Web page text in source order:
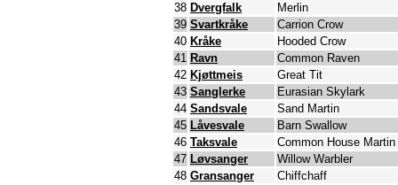
38 Dvergfalk
Merlin
39 Svartkråke
Carrion Crow
40 Kråke
Hooded Crow
41 Ravn
Common Raven
42 Kjøttmeis
Great Tit
43 Sanglerke
Eurasian Skylark
44 Sandsvale
Sand Martin
45 Låvesvale
Barn Swallow
46 Taksvale
Common House Martin
47 Løvsanger
Willow Warbler
48 Gransanger
Chiffchaff